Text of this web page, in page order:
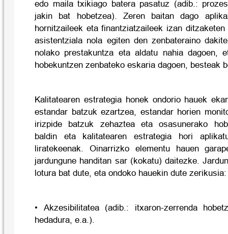
edo maila txikiago batera pasatuz (adib.:
jakin bat hobetzea). Zeren baitan dago
hornitzaileek eta finantziatzaileek izan
asistentziala nola egiten den zenbateraino
nolako prestakuntza eta aldatu nahia dagoen,
hobekuntzen zenbateko eskaria dagoen, besteak
Kalitatearen estrategia honek ondorio hauek
estandar batzuk ezartzea, estandar horien
irizpide batzuk zehaztea eta osasunerako
baldin eta kalitatearen estrategia hori
liratekeenak. Oinarrizko elementu hauen
jardungune handitan sar (kokatu) daitezke.
lotura bat dute, eta ondoko hauekin dute zerikusia:
• Akzesibilitatea (adib.: itxaron-zerrenda
hedadura, e.a.).